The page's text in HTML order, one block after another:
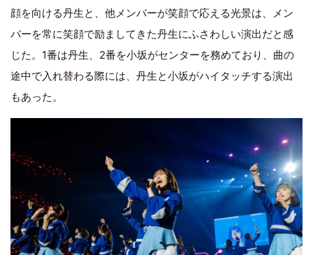
顔を向ける丹生と、他メンバーが笑顔で応える光景は、メン
バーを常に笑顔で励ましてきた丹生にふさわしい演出だと感
じた。1番は丹生、2番を小坂がセンターを務めており、曲の
途中で入れ替わる際には、丹生と小坂がハイタッチする演出
もあった。